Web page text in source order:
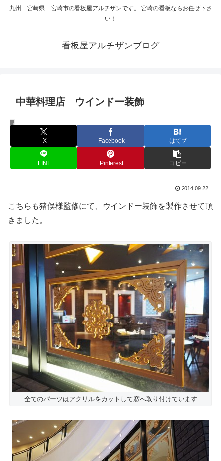
九州 宮崎県 宮崎市の看板屋アルチザンです。 宮崎の看板ならお任せ下さ
い！
看板屋アルチザンブログ
中華料理店 ウインドー装飾
店舗サイン
X Facebook はてブ
LINE Pinterest コピー
2014.09.22
こちらも猪俣様監修にて、ウインドー装飾を製作させて頂
きました。
全てのパーツはアクリルをカットして窓へ取り付けています